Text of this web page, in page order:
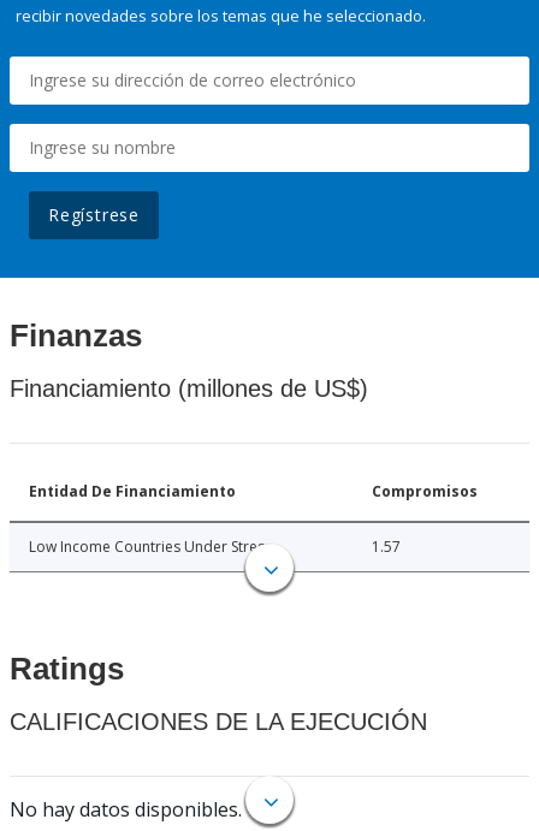
recibir novedades sobre los temas que he seleccionado.
Regístrese
Finanzas
Financiamiento (millones de US$)
Entidad De Financiamiento Compromisos
Low Income Countries Under Stress 1.57
Ratings
CALIFICACIONES DE LA EJECUCIÓN
No hay datos disponibles.